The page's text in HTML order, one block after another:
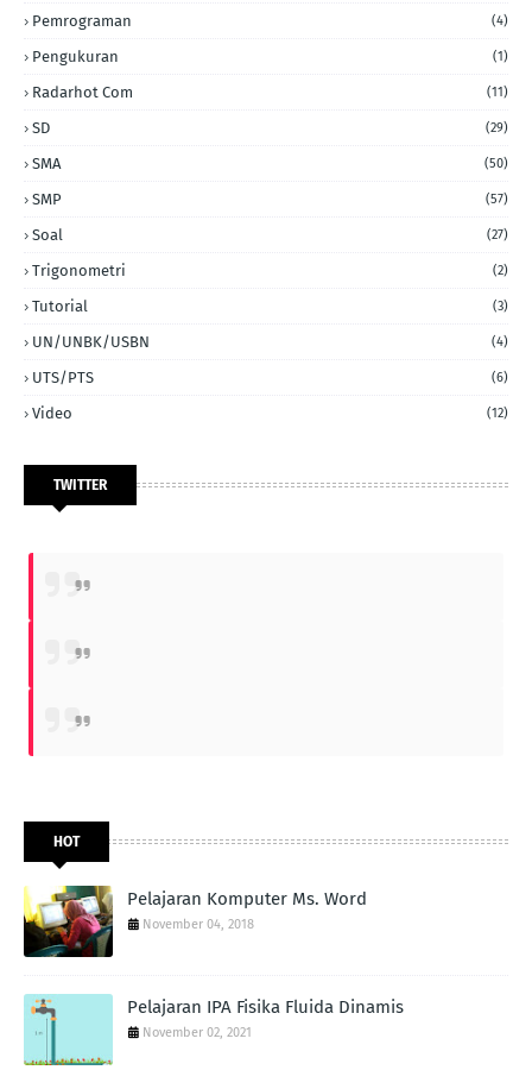
Pemrograman (4)
Pengukuran (1)
Radarhot Com (11)
SD (29)
SMA (50)
SMP (57)
Soal (27)
Trigonometri (2)
Tutorial (3)
UN/UNBK/USBN (4)
UTS/PTS (6)
Video (12)
TWITTER
HOT
Pelajaran Komputer Ms. Word
November 04, 2018
Pelajaran IPA Fisika Fluida Dinamis
November 02, 2021